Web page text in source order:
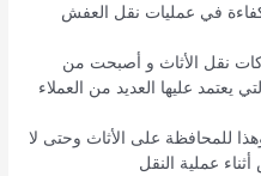
في عمليات نقل العفش
نقل الأثاث و أصبحت من
يعتمد عليها العديد من العملاء
للمحافظة على الأثاث وحتى لا
عملية النقل